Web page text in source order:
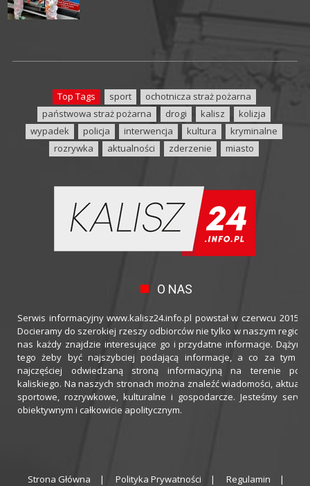
Top Tags sport
ochotnicza straż pożarna
państwowa straż pożarna
drogi kalisz
kolizja
wypadek
policja interwencja kultura
kryminalne
rozrywka
aktualności zderzenie miasto
O NAS
Serwis informacyjny www.kalisz24.info.pl powstał w czerwcu 2015
Docieramy do szerokiej rzeszy odbiorców nie tylko w naszym
nas każdy znajdzie interesujące go i przydatne informacje.
tego żeby być najszybciej podającą informacje, a co za tym
najczęściej odwiedzaną stroną informacyjną na terenie
kaliskiego. Na naszych stronach można znaleźć wiadomości,
sportowe, rozrywkowe, kulturalne i gospodarcze. Jesteśmy
obiektywnym i całkowicie apolitycznym.
Strona Główna Polityka Prywatności
Regulamin